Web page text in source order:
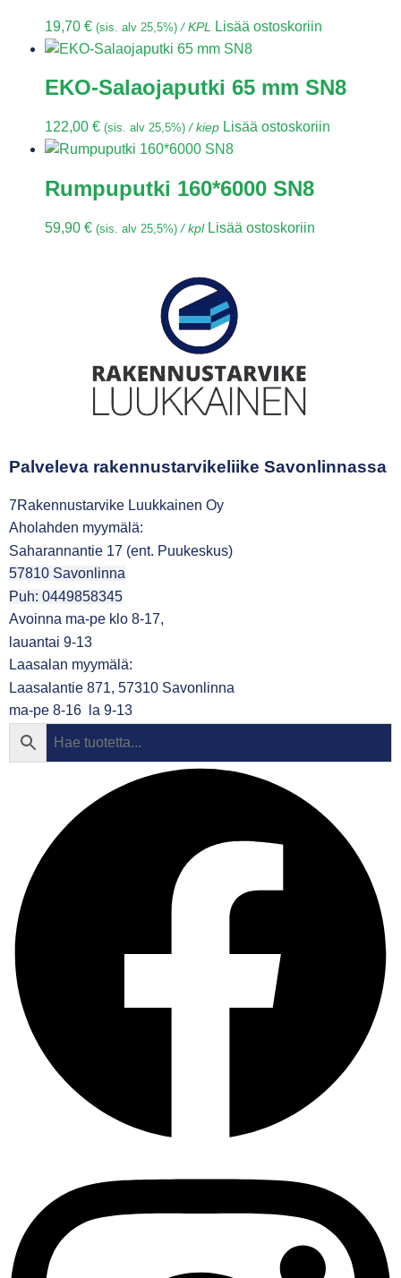
19,70 € (sis. alv 25,5%) / KPL Lisää ostoskoriin
EKO-Salaojaputki 65 mm SN8
122,00 € (sis. alv 25,5%) / kiep Lisää ostoskoriin
Rumpuputki 160*6000 SN8
59,90 € (sis. alv 25,5%) / kpl Lisää ostoskoriin
Palveleva rakennustarvikeliike Savonlinnassa
7Rakennustarvike Luukkainen Oy
Aholahden myymälä:
Saharannantie 17 (ent. Puukeskus)
57810 Savonlinna
Puh: 0449858345
Avoinna ma-pe klo 8-17,
lauantai 9-13
Laasalan myymälä:
Laasalantie 871, 57310 Savonlinna
ma-pe 8-16 la 9-13